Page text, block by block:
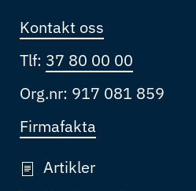
Kontakt oss
Tlf: 37 80 00 00
Org.nr: 917 081 859
Firmafakta
Artikler